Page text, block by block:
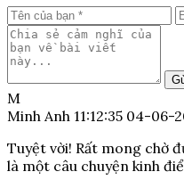
M
Minh Anh 11:12:35 04-06-
Tuyệt vời! Rất mong chờ
là một câu chuyện kinh